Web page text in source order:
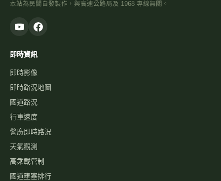
本站為民間自發製作，與高速公路局及 1968 專線無關。
即時資訊
即時影像
即時路況地圖
國道路況
行車速度
警廣即時路況
天氣觀測
高乘載管制
國道壅塞排行